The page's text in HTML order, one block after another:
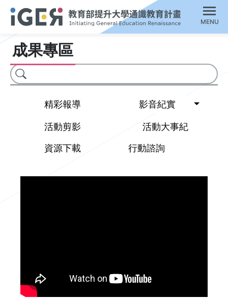
MENU
成果專區
搜尋
精彩報導 影音紀實
活動剪影
活動大事紀
資源下載
行動諮詢